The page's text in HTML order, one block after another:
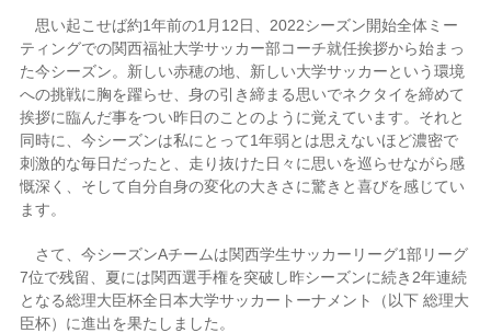
思い起こせば約1年前の1月12日、2022シーズン開始全体ミー
ティングでの関西福祉大学サッカー部コーチ就任挨拶から始まっ
た今シーズン。新しい赤穂の地、新しい大学サッカーという環境
への挑戦に胸を躍らせ、身の引き締まる思いでネクタイを締めて
挨拶に臨んだ事をつい昨日のことのように覚えています。それと
同時に、今シーズンは私にとって1年弱とは思えないほど濃密で
刺激的な毎日だったと、走り抜けた日々に思いを巡らせながら感
慨深く、そして自分自身の変化の大きさに驚きと喜びを感じてい
ます。
さて、今シーズンAチームは関西学生サッカーリーグ1部リーグ
7位で残留、夏には関西選手権を突破し昨シーズンに続き2年連続
となる総理大臣杯全日本大学サッカートーナメント（以下 総理大
臣杯）に進出を果たしました。